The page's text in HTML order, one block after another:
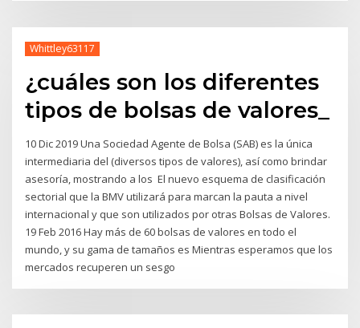
Whittley63117
¿cuáles son los diferentes
tipos de bolsas de valores_
10 Dic 2019 Una Sociedad Agente de Bolsa (SAB) es la única
intermediaria del (diversos tipos de valores), así como brindar
asesoría, mostrando a los El nuevo esquema de clasificación
sectorial que la BMV utilizará para marcan la pauta a nivel
internacional y que son utilizados por otras Bolsas de Valores.
19 Feb 2016 Hay más de 60 bolsas de valores en todo el
mundo, y su gama de tamaños es Mientras esperamos que los
mercados recuperen un sesgo